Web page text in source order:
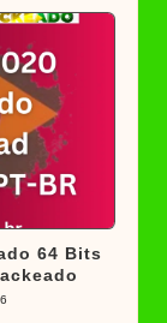
64 Bits